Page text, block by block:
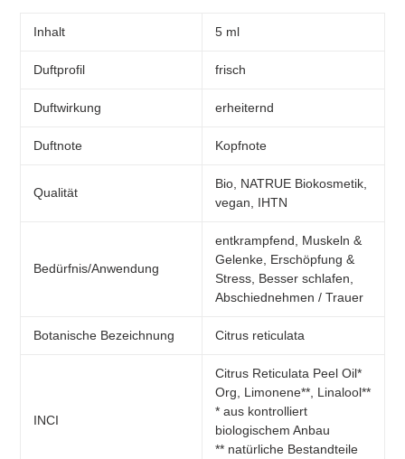
Inhalt 5 ml
Duftprofil frisch
Duftwirkung erheiternd
Duftnote Kopfnote
Qualität
Bio, NATRUE Biokosmetik,
vegan, IHTN
Bedürfnis/Anwendung
entkrampfend, Muskeln &
Gelenke, Erschöpfung &
Stress, Besser schlafen,
Abschiednehmen / Trauer
Botanische Bezeichnung Citrus reticulata
INCI
Citrus Reticulata Peel Oil*
Org, Limonene**, Linalool**
* aus kontrolliert
biologischem Anbau
** natürliche Bestandteile